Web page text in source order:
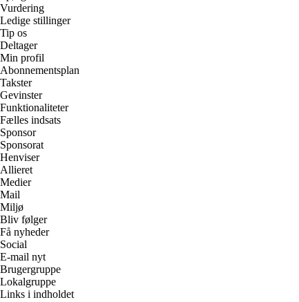
Vurdering
Ledige stillinger
Tip os
Deltager
Min profil
Abonnementsplan
Takster
Gevinster
Funktionaliteter
Fælles indsats
Sponsor
Sponsorat
Henviser
Allieret
Medier
Mail
Miljø
Bliv følger
Få nyheder
Social
E-mail nyt
Brugergruppe
Lokalgruppe
Links i indholdet